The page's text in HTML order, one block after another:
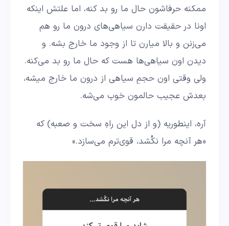
ممکنه حرفاشون حال ما رو بد کنه، اما علتش اینکه
اونا در حقیقت دارن سیاهی‌های درون ما رو هم
می‌زنن و بالا میارن تا از وجود ما خارج بشه. و
دیدن اون سیاهی‌ها هست که حال ما رو بد می‌کنه.
ولی وقتی اون حجمِ سیاهی از درون ما خارج میشه،
بعدش عجیب حالمون خوب می‌شه.
آره، اینطوریه (و از دل این راهِ سخت و صعبه) که
«هر آنچه مرا نکُشد، قوی‌ترم می‌سازد.»